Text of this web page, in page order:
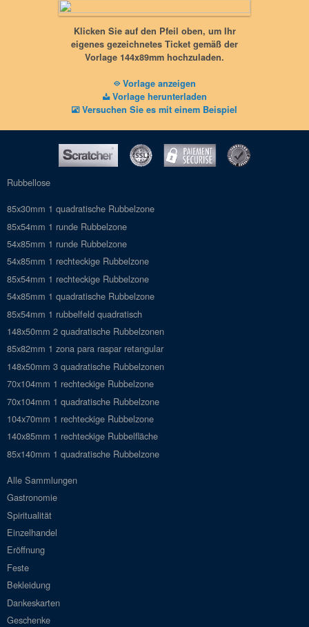
Rubbelbereich
144x89mm
Vektorisiertes PDF (oder JPG), 600dpi
Keine versteckten Nachrichten
Klicken Sie auf den Pfeil oben, um Ihr
eigenes gezeichnetes Ticket gemäß der
Vorlage 144x89mm hochzuladen.
Vorlage anzeigen
Vorlage herunterladen
Versuchen Sie es mit einem Beispiel
Rubbellose
85x30mm 1 quadratische Rubbelzone
85x54mm 1 runde Rubbelzone
54x85mm 1 runde Rubbelzone
54x85mm 1 rechteckige Rubbelzone
85x54mm 1 rechteckige Rubbelzone
54x85mm 1 quadratische Rubbelzone
85x54mm 1 rubbelfeld quadratisch
148x50mm 2 quadratische Rubbelzonen
85x82mm 1 zona para raspar retangular
148x50mm 3 quadratische Rubbelzonen
70x104mm 1 rechteckige Rubbelzone
70x104mm 1 quadratische Rubbelzone
104x70mm 1 rechteckige Rubbelzone
140x85mm 1 rechteckige Rubbelfläche
85x140mm 1 quadratische Rubbelzone
Alle Sammlungen
Gastronomie
Spiritualität
Einzelhandel
Eröffnung
Feste
Bekleidung
Dankeskarten
Geschenke